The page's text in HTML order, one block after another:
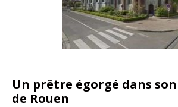
Un prêtre égorgé dans
de Rouen